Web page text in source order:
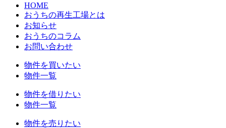
HOME
おうちの再生工場とは
お知らせ
おうちのコラム
お問い合わせ
物件を買いたい
物件一覧
物件を借りたい
物件一覧
物件を売りたい